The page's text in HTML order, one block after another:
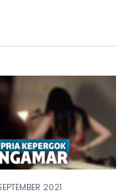
2021